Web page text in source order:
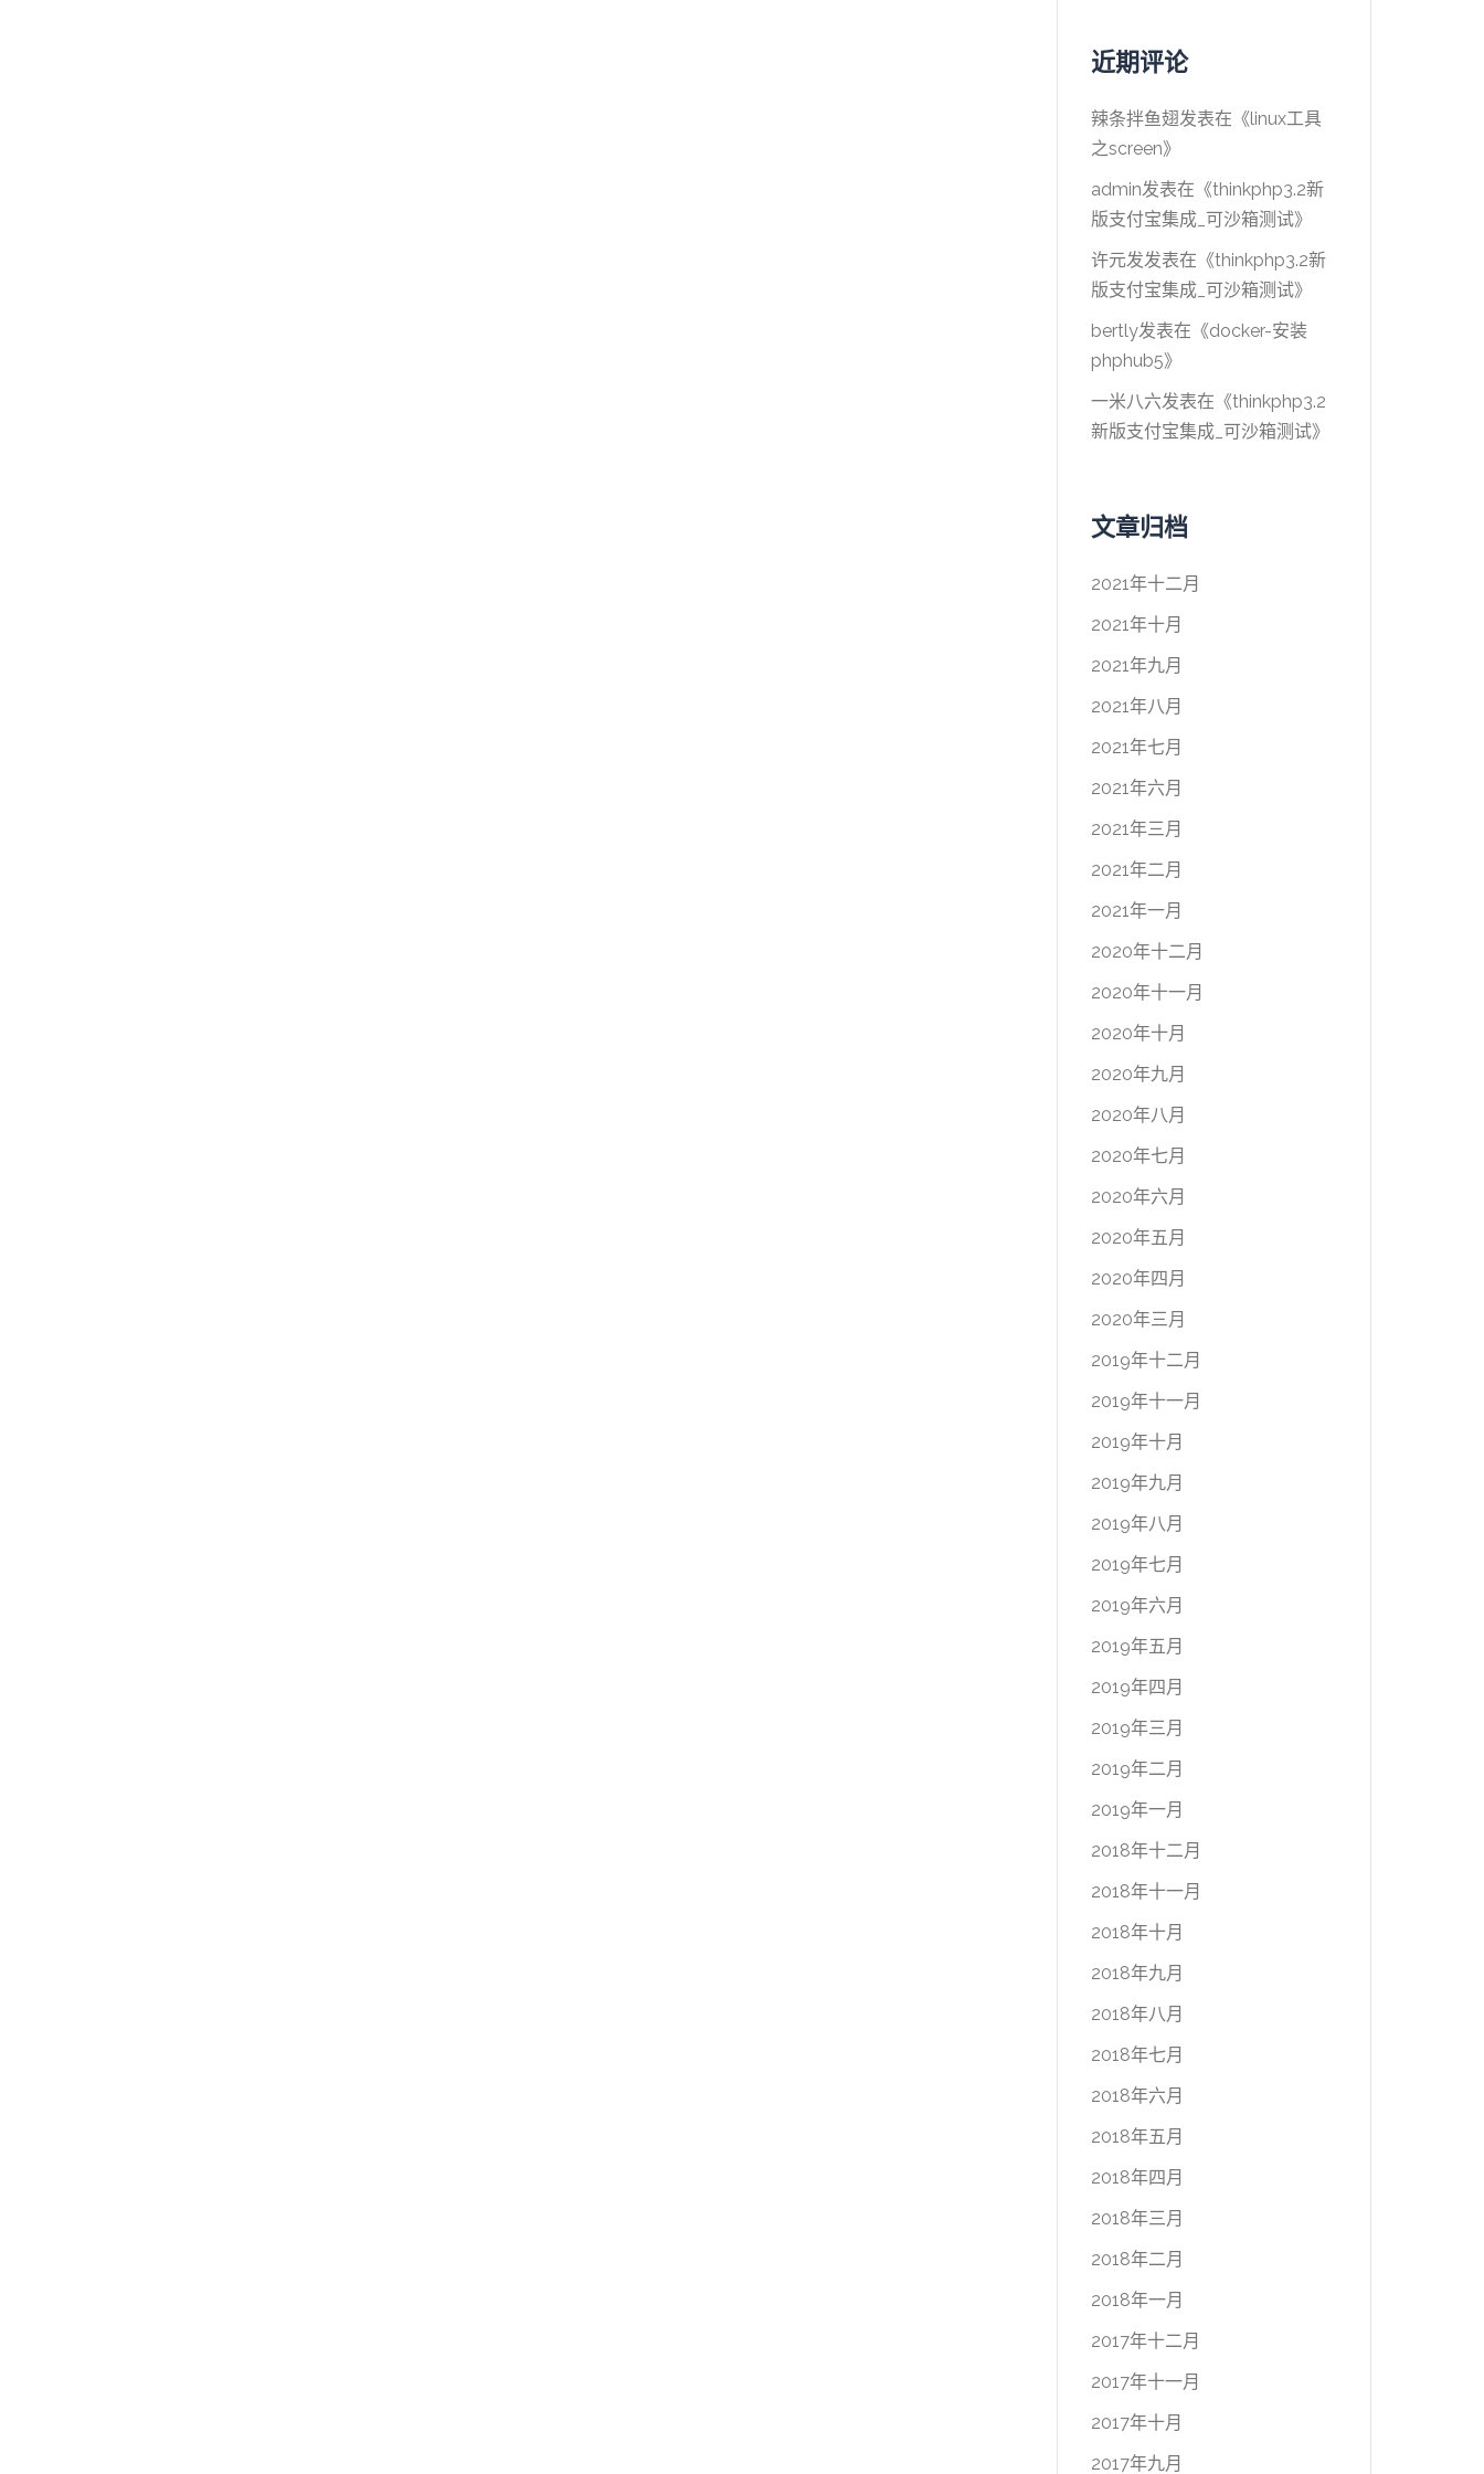
近期评论
辣条拌鱼翅发表在《linux工具
之screen》
admin发表在《thinkphp3.2新
版支付宝集成_可沙箱测试》
许元发发表在《thinkphp3.2新
版支付宝集成_可沙箱测试》
bertly发表在《docker-安装
phphub5》
一米八六发表在《thinkphp3.2
新版支付宝集成_可沙箱测试》
文章归档
2021年十二月
2021年十月
2021年九月
2021年八月
2021年七月
2021年六月
2021年三月
2021年二月
2021年一月
2020年十二月
2020年十一月
2020年十月
2020年九月
2020年八月
2020年七月
2020年六月
2020年五月
2020年四月
2020年三月
2019年十二月
2019年十一月
2019年十月
2019年九月
2019年八月
2019年七月
2019年六月
2019年五月
2019年四月
2019年三月
2019年二月
2019年一月
2018年十二月
2018年十一月
2018年十月
2018年九月
2018年八月
2018年七月
2018年六月
2018年五月
2018年四月
2018年三月
2018年二月
2018年一月
2017年十二月
2017年十一月
2017年十月
2017年九月